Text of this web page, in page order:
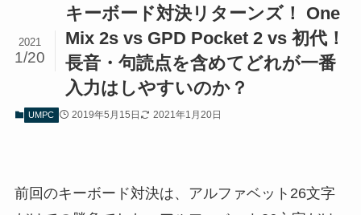
キーボード対決リターンズ！ One
Mix 2s vs GPD Pocket 2 vs 初代！
長音・句読点を含めてどれが一番
入力はしやすいのか？
2021
1/20
UMPC 2019年5月15日 2021年1月20日
前回のキーボード対決は、アルファベット26文字